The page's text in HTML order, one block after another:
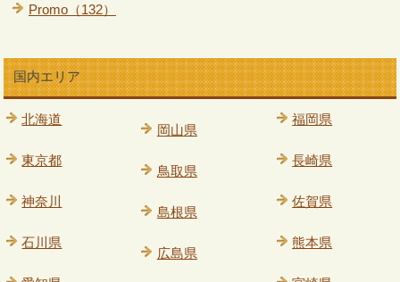
Promo（132）
国内エリア
北海道
東京都
神奈川
石川県
岡山県
鳥取県
島根県
広島県
福岡県
長崎県
佐賀県
熊本県